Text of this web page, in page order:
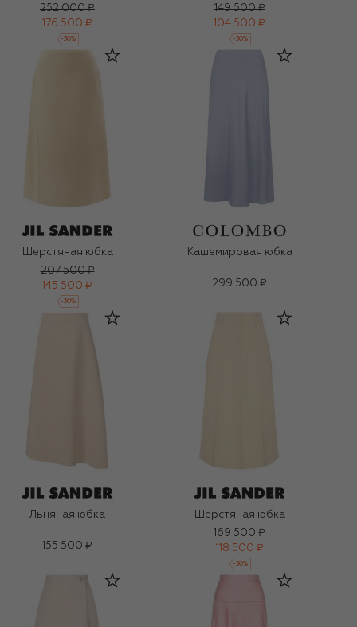
252 000 ₽
176 500 ₽
-30%
149 500 ₽
104 500 ₽
-30%
Шерстяная юбка
207 500 ₽
145 500 ₽
-30%
Кашемировая юбка
299 500 ₽
Льняная юбка
155 500 ₽
Шерстяная юбка
169 500 ₽
118 500 ₽
-30%